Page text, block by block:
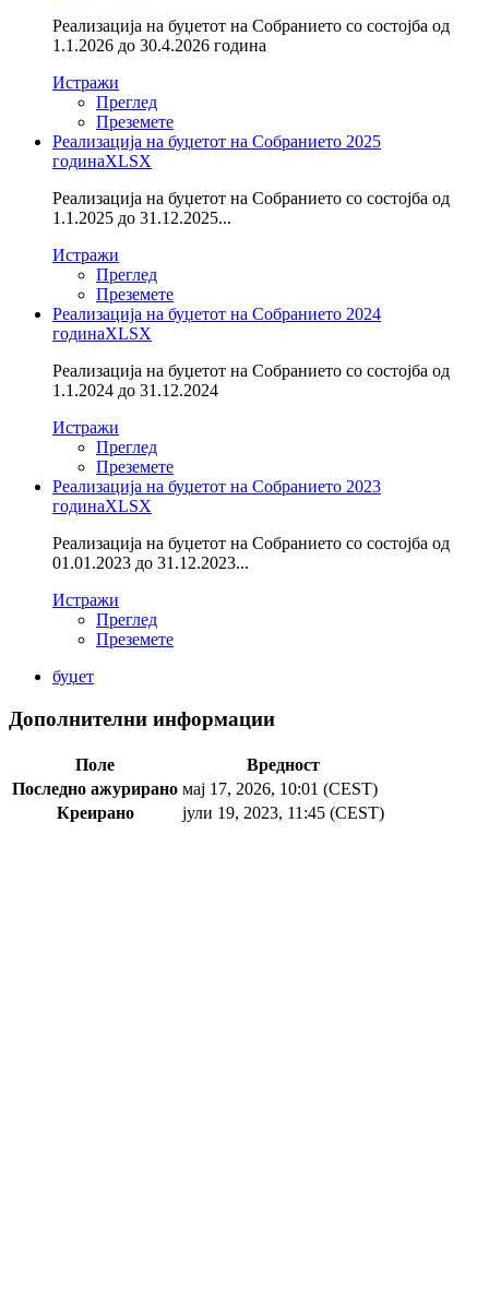
Реализација на буџетот на Собранието со состојба од
1.1.2026 до 30.4.2026 година
Истражи
Преглед
Преземете
Реализација на буџетот на Собранието 2025
годинаXLSX
Реализација на буџетот на Собранието со состојба од
1.1.2025 до 31.12.2025...
Истражи
Преглед
Преземете
Реализација на буџетот на Собранието 2024
годинаXLSX
Реализација на буџетот на Собранието со состојба од
1.1.2024 до 31.12.2024
Истражи
Преглед
Преземете
Реализација на буџетот на Собранието 2023
годинаXLSX
Реализација на буџетот на Собранието со состојба од
01.01.2023 до 31.12.2023...
Истражи
Преглед
Преземете
буџет
Дополнителни информации
Поле
Вредност
Последно ажурирано мај 17, 2026, 10:01 (CEST)
Креирано
јули 19, 2023, 11:45 (CEST)